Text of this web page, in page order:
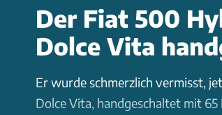
Der Fiat 500
Dolce Vita
Er wurde schmerzlich vermisst,
Dolce Vita, handgeschaltet mit